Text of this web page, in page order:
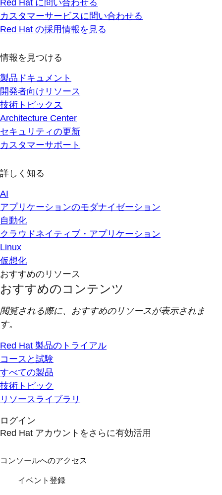
Red Hat に問い合わせる
カスタマーサービスに問い合わせる
Red Hat の採用情報を見る
情報を見つける
製品ドキュメント
開発者向けリソース
技術トピックス
Architecture Center
セキュリティの更新
カスタマーサポート
詳しく知る
AI
アプリケーションのモダナイゼーション
自動化
クラウドネイティブ・アプリケーション
Linux
仮想化
おすすめのリソース
おすすめのコンテンツ
閲覧される際に、おすすめのリソースが表示されま
す。
Red Hat 製品のトライアル
コースと試験
すべての製品
技術トピック
リソースライブラリ
ログイン
Red Hat アカウントをさらに有効活用
コンソールへのアクセス
イベント登録